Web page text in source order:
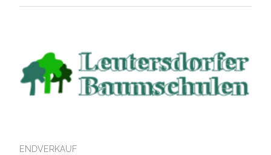
ENDVERKAUF